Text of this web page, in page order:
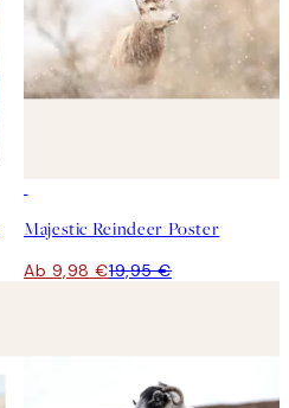
Majestic Reindeer Poster
Ab 9,98 €19,95 €